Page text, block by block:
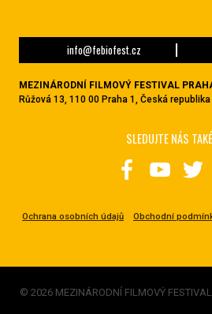
info@febiofest.cz
MEZINÁRODNÍ FILMOVÝ FESTIVAL
Růžová 13, 110 00 Praha 1, Česká republika
Ochrana osobních údajů Obchodní
SLEDUJTE NÁS
© 2026 MEZINÁRODNÍ FILMOVÝ